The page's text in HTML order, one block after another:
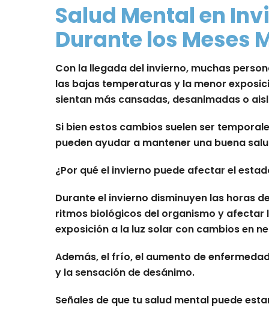
Salud Mental en
Durante los Meses
Con la llegada del invierno, muchas
las bajas temperaturas y la menor
sientan más cansadas, desanimadas o
Si bien estos cambios suelen ser
pueden ayudar a mantener una buena
¿Por qué el invierno puede afectar el
Durante el invierno disminuyen las horas
ritmos biológicos del organismo y afectar
exposición a la luz solar con cambios en
Además, el frío, el aumento de
y la sensación de desánimo.
Señales de que tu salud mental puede